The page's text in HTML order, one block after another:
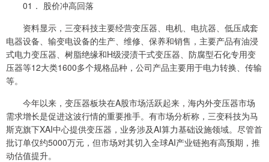
01． 股价冲高回落
资料显示，三变科技主要经营变压器、电机、电抗器、低压成套
电器设备、输变电设备的生产、维修、保养和销售，主要产品有油浸
式电力变压器、树脂绝缘和H级浸渍干式变压器、防腐型石化专用变
压器等12大类1600多个规格品种，公司产品主要用于电力转换、传输
等。
今年以来，变压器板块在A股市场活跃起来，海内外变压器市场
需求增长是促进这波行情的重要推手。有市场分析称，三变科技为马
斯克旗下XAI中心提供变压器，业务涉及AI算力基础设施领域。尽管首
批订单仅约5000万元，但市场对其切入全球AI产业链抱有高预期，推
动估值提升。